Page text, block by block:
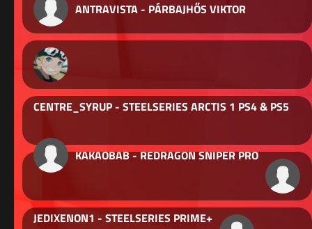
ANTRAVISTA - PÁRBAJHŐS VIKTOR
CENTRE_SYRUP - STEELSERIES ARCTIS 1 PS4 & PS5
KAKAOBAB - REDRAGON SNIPER PRO
JEDIXENON1 - STEELSERIES PRIME+